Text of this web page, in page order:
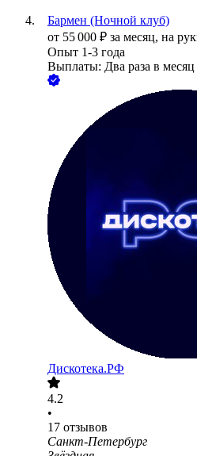
Бармен (Ночной клуб)
от 55 000 ₽ за месяц, на
Опыт 1-3 года
Выплаты: Два раза в месяц
Дискотека.РФ
4.2
•
17 отзывов
Санкт-Петербург